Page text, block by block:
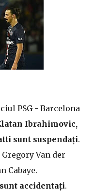
PSG - Barcelona
Ibrahimovic,
sunt suspendați.
Van der
Cabaye.
accidentați.